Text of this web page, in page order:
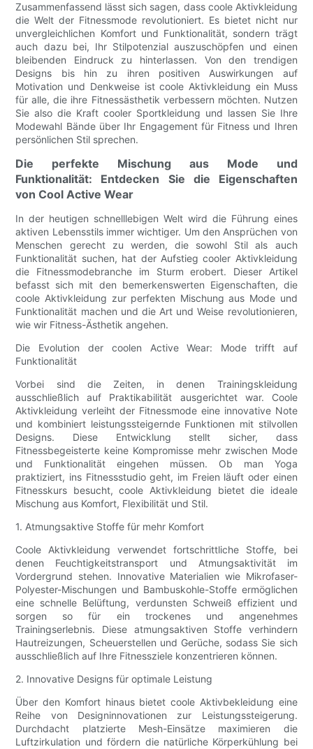
Zusammenfassend lässt sich sagen, dass coole Aktivkleidung
die Welt der Fitnessmode revolutioniert. Es bietet nicht nur
unvergleichlichen Komfort und Funktionalität, sondern trägt
auch dazu bei, Ihr Stilpotenzial auszuschöpfen und einen
bleibenden Eindruck zu hinterlassen. Von den trendigen
Designs bis hin zu ihren positiven Auswirkungen auf
Motivation und Denkweise ist coole Aktivkleidung ein Muss
für alle, die ihre Fitnessästhetik verbessern möchten. Nutzen
Sie also die Kraft cooler Sportkleidung und lassen Sie Ihre
Modewahl Bände über Ihr Engagement für Fitness und Ihren
persönlichen Stil sprechen.
Die perfekte Mischung aus Mode und
Funktionalität: Entdecken Sie die Eigenschaften
von Cool Active Wear
In der heutigen schnelllebigen Welt wird die Führung eines
aktiven Lebensstils immer wichtiger. Um den Ansprüchen von
Menschen gerecht zu werden, die sowohl Stil als auch
Funktionalität suchen, hat der Aufstieg cooler Aktivkleidung
die Fitnessmodebranche im Sturm erobert. Dieser Artikel
befasst sich mit den bemerkenswerten Eigenschaften, die
coole Aktivkleidung zur perfekten Mischung aus Mode und
Funktionalität machen und die Art und Weise revolutionieren,
wie wir Fitness-Ästhetik angehen.
Die Evolution der coolen Active Wear: Mode trifft auf
Funktionalität
Vorbei sind die Zeiten, in denen Trainingskleidung
ausschließlich auf Praktikabilität ausgerichtet war. Coole
Aktivkleidung verleiht der Fitnessmode eine innovative Note
und kombiniert leistungssteigernde Funktionen mit stilvollen
Designs. Diese Entwicklung stellt sicher, dass
Fitnessbegeisterte keine Kompromisse mehr zwischen Mode
und Funktionalität eingehen müssen. Ob man Yoga
praktiziert, ins Fitnessstudio geht, im Freien läuft oder einen
Fitnesskurs besucht, coole Aktivkleidung bietet die ideale
Mischung aus Komfort, Flexibilität und Stil.
1. Atmungsaktive Stoffe für mehr Komfort
Coole Aktivkleidung verwendet fortschrittliche Stoffe, bei
denen Feuchtigkeitstransport und Atmungsaktivität im
Vordergrund stehen. Innovative Materialien wie Mikrofaser-
Polyester-Mischungen und Bambuskohle-Stoffe ermöglichen
eine schnelle Belüftung, verdunsten Schweiß effizient und
sorgen so für ein trockenes und angenehmes
Trainingserlebnis. Diese atmungsaktiven Stoffe verhindern
Hautreizungen, Scheuerstellen und Gerüche, sodass Sie sich
ausschließlich auf Ihre Fitnessziele konzentrieren können.
2. Innovative Designs für optimale Leistung
Über den Komfort hinaus bietet coole Aktivbekleidung eine
Reihe von Designinnovationen zur Leistungssteigerung.
Durchdacht platzierte Mesh-Einsätze maximieren die
Luftzirkulation und fördern die natürliche Körperkühlung bei